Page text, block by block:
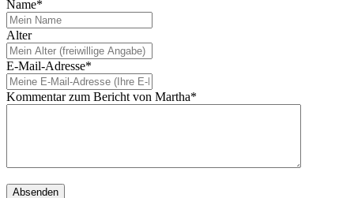
Name*
Alter
E-Mail-Adresse*
Kommentar zum Bericht von Martha*